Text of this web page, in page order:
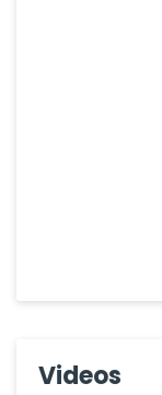
Videos